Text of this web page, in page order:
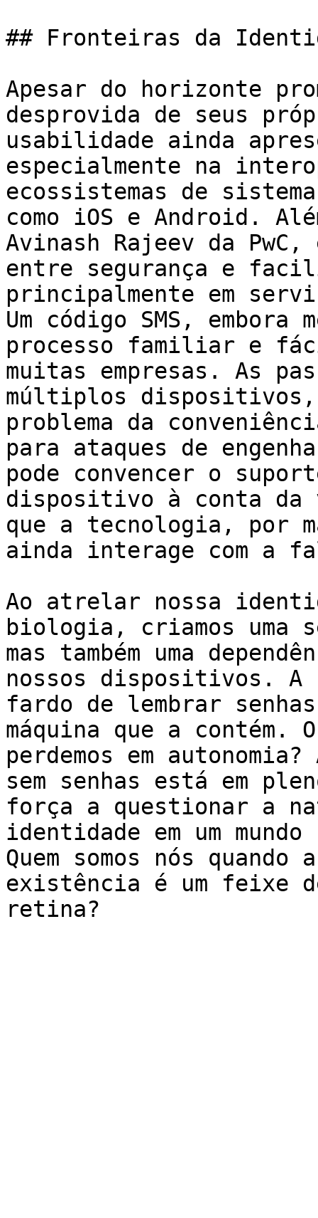
## Fronteiras da
Apesar do horizonte
desprovida de seus
usabilidade ainda
especialmente na
ecossistemas de
como iOS e Android.
Avinash Rajeev da
entre segurança e
principalmente em
Um código SMS, embora
processo familiar e
muitas empresas. As
múltiplos dispositivos,
problema da
para ataques de
pode convencer o
dispositivo à conta da
que a tecnologia, por
ainda interage com a
Ao atrelar nossa
biologia, criamos uma
mas também uma
nossos dispositivos. A
fardo de lembrar
máquina que a contém.
perdemos em
sem senhas está em
força a questionar a
identidade em um
Quem somos nós
existência é um feixe
retina?